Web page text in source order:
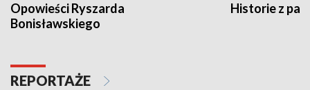
Opowieści Ryszarda
Bonisławskiego
Historie z
REPORTAŻE